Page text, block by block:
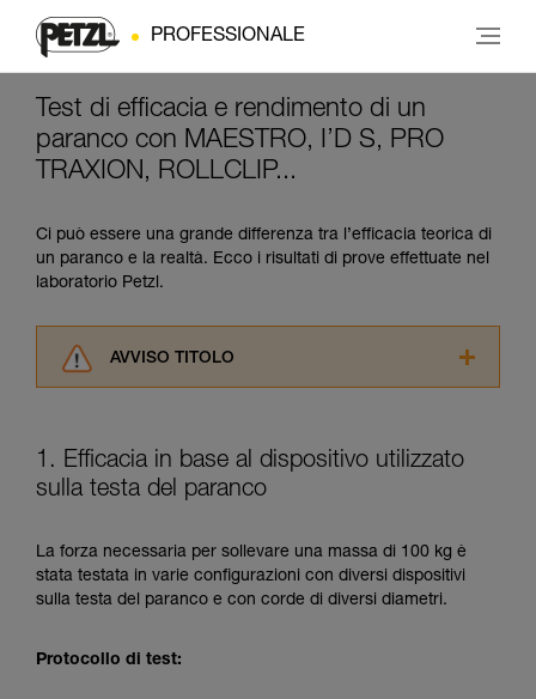
PROFESSIONALE
Test di efficacia e rendimento di un
paranco con MAESTRO, I’D S, PRO
TRAXION, ROLLCLIP...
Ci può essere una grande differenza tra l’efficacia teorica di
un paranco e la realtà. Ecco i risultati di prove effettuate nel
laboratorio Petzl.
AVVISO TITOLO
consultarlo. Dovete aver compreso le
informazioni dell’istruzione tecnica per poter
capire queste ulteriori informazioni.
formazione ed un addestramento specifico.
Verificate con un professionista la vostra
capacità di rifare la manovra, da soli, in piena
attività. Ne possono esistere altre che non
1. Efficacia in base al dispositivo utilizzato
sulla testa del paranco
La forza necessaria per sollevare una massa di 100 kg è
stata testata in varie configurazioni con diversi dispositivi
sulla testa del paranco e con corde di diversi diametri.
Protocollo di test: